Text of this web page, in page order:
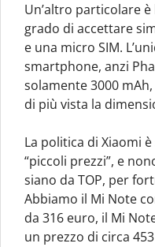
Un’altro particolare
grado di accettare
e una micro SIM.
smartphone, anzi
solamente 3000
di più vista la
La politica di Xiaomi
“piccoli prezzi”, e
siano da TOP, per
Abbiamo il Mi Note
da 316 euro, il Mi
un prezzo di circa